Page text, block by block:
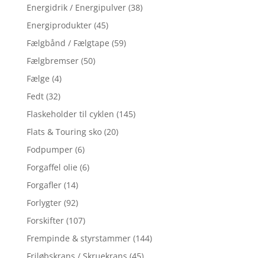
Energidrik / Energipulver (38)
Energiprodukter (45)
Fælgbånd / Fælgtape (59)
Fælgbremser (50)
Fælge (4)
Fedt (32)
Flaskeholder til cyklen (145)
Flats & Touring sko (20)
Fodpumper (6)
Forgaffel olie (6)
Forgafler (14)
Forlygter (92)
Forskifter (107)
Frempinde & styrstammer (144)
Friløbskrans / Skruekrans (45)